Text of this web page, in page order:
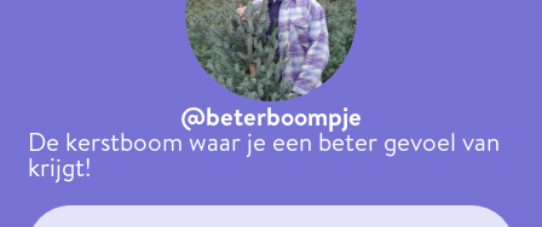
@beterboompje
De kerstboom waar je een beter gevoel van
krijgt!